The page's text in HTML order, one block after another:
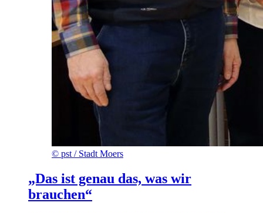
© pst / Stadt Moers
„Das ist genau das, was wir
brauchen“